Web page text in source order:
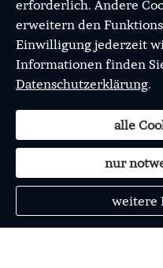
erforderlich. Andere
erweitern den
Einwilligung jederzeit
Informationen finden
Datenschutzerklärung.
alle
nur
weitere